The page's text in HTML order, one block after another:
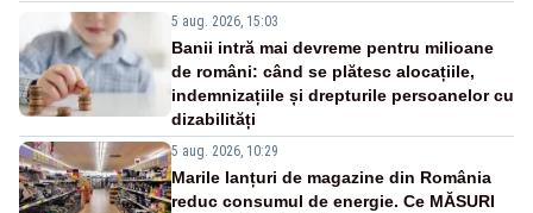
5 aug. 2026, 15:03
Banii intră mai devreme pentru milioane
de români: când se plătesc alocațiile,
indemnizațiile și drepturile persoanelor cu
dizabilități
5 aug. 2026, 10:29
Marile lanțuri de magazine din România
reduc consumul de energie. Ce MĂSURI